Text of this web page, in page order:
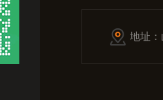
地址